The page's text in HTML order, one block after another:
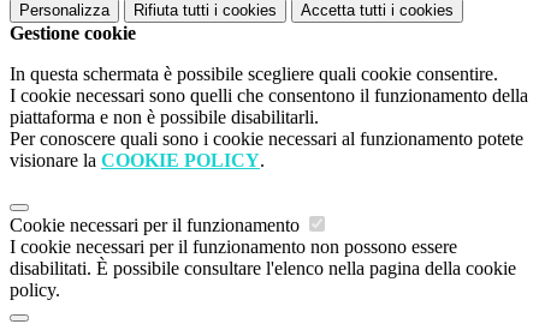
Personalizza Rifiuta tutti i cookies Accetta tutti i cookies
Gestione cookie
In questa schermata è possibile scegliere quali cookie consentire.
I cookie necessari sono quelli che consentono il funzionamento della
piattaforma e non è possibile disabilitarli.
Per conoscere quali sono i cookie necessari al funzionamento potete
visionare la COOKIE POLICY.
Cookie necessari per il funzionamento
I cookie necessari per il funzionamento non possono essere
disabilitati. È possibile consultare l'elenco nella pagina della cookie
policy.